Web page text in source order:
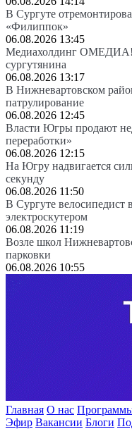
В Сургуте
«Филиппок»
06.08.2026 13:45
Медиахолдинг ОМЕДИА!
сургутянина
06.08.2026 13:17
В Нижневартовском
патрулирование
06.08.2026 12:45
Власти Югры продают
переработки»
06.08.2026 12:15
На Югру надвигается
секунду
06.08.2026 11:50
В Сургуте велосипедист
электроскутером
06.08.2026 11:19
Возле школ
парковки
06.08.2026 10:55
Главная О нас
Эфир Вакансии Блоги